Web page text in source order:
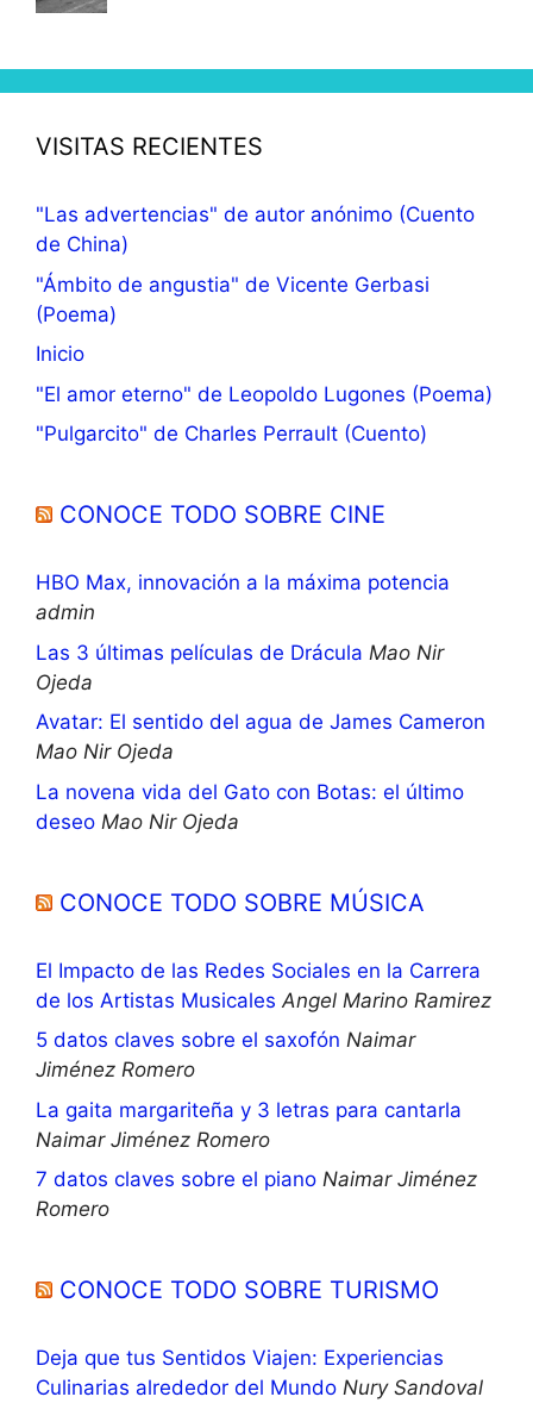
VISITAS RECIENTES
"Las advertencias" de autor anónimo (Cuento
de China)
"Ámbito de angustia" de Vicente Gerbasi
(Poema)
Inicio
"El amor eterno" de Leopoldo Lugones (Poema)
"Pulgarcito" de Charles Perrault (Cuento)
CONOCE TODO SOBRE CINE
HBO Max, innovación a la máxima potencia
admin
Las 3 últimas películas de Drácula Mao Nir
Ojeda
Avatar: El sentido del agua de James Cameron
Mao Nir Ojeda
La novena vida del Gato con Botas: el último
deseo Mao Nir Ojeda
CONOCE TODO SOBRE MÚSICA
El Impacto de las Redes Sociales en la Carrera
de los Artistas Musicales Angel Marino Ramirez
5 datos claves sobre el saxofón Naimar
Jiménez Romero
La gaita margariteña y 3 letras para cantarla
Naimar Jiménez Romero
7 datos claves sobre el piano Naimar Jiménez
Romero
CONOCE TODO SOBRE TURISMO
Deja que tus Sentidos Viajen: Experiencias
Culinarias alrededor del Mundo Nury Sandoval